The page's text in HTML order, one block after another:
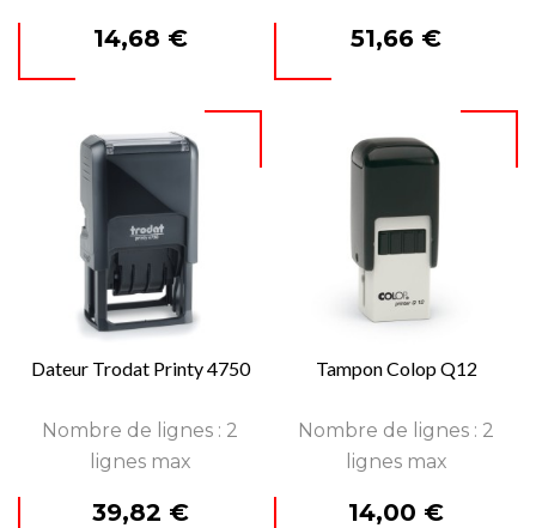
Prix
14,68 € Prix
51,66 €
Dateur Trodat Printy 4750
Nombre de lignes : 2
lignes max
Prix
39,82 €
Tampon Colop Q12
Nombre de lignes : 2
lignes max
Prix
14,00 €